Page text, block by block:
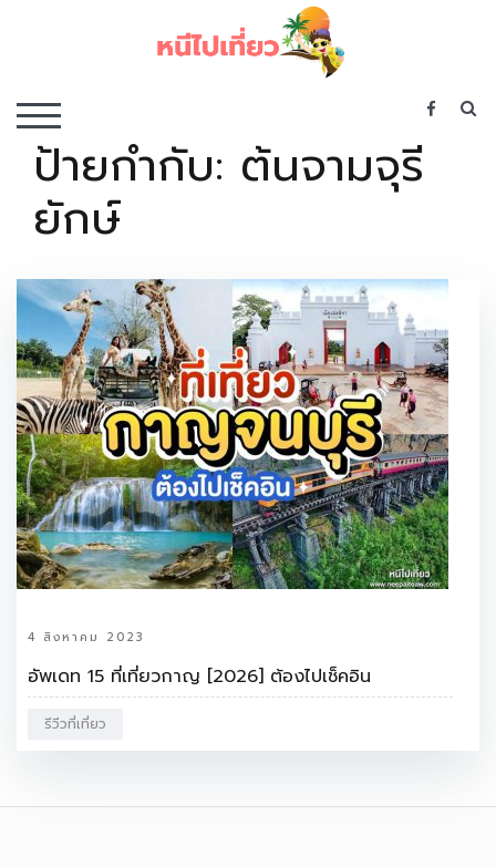
TOGGLE MOBILE MENU
ป้ายกำกับ: ต้นจามจุรี
ยักษ์
4 สิงหาคม 2023
อัพเดท 15 ที่เที่ยวกาญ [2026] ต้องไปเช็คอิน
รีวีวที่เที่ยว